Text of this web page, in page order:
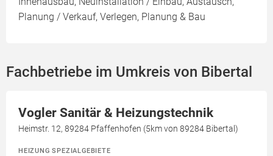
Planung / Verkauf, Verlegen, Planung & Bau
Fachbetriebe im Umkreis von Bibertal
Vogler Sanitär & Heizungstechnik
Heimstr. 12, 89284 Pfaffenhofen (5km von 89284 Bibertal)
HEIZUNG SPEZIALGEBIETE